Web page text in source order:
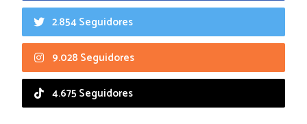
2.854 Seguidores
9.028 Seguidores
4.675 Seguidores